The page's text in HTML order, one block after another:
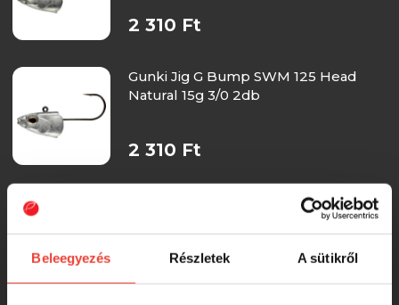
Beleegyezés Részletek A sütikről
2 310 Ft
Gunki Jig G Bump SWM 125 Head
Natural 15g 3/0 2db
2 310 Ft
Gunki Jig Tex O/FY 7g 4/0 (3db)